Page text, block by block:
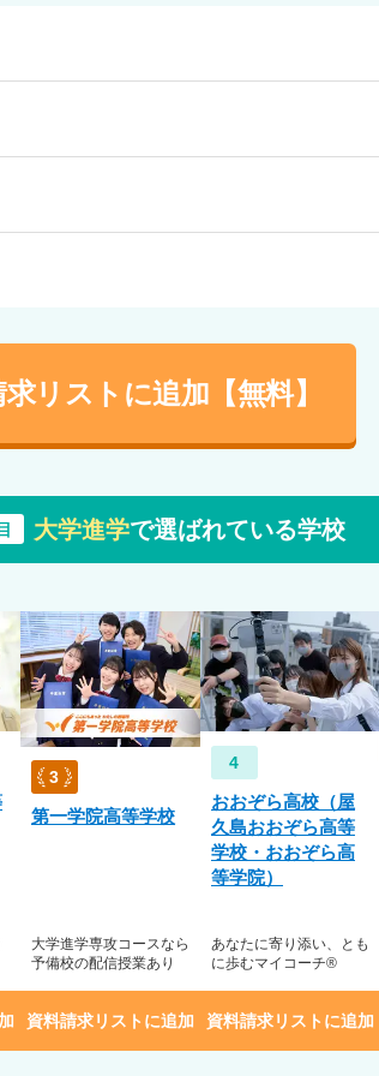
ルの内容が目白押し！森林ボランティア、博物館
容を選んで楽しく参加できます。
たいと考えています。
意）
、困ったことがあったら何でも相談してください。
、校内外でもサポートを受けることができます。 課
作りやすいきっかけがたくさんあります。
（ASD）／注意欠陥多動性障害（ADHD）／起立性
ンセンターにご相談ください。受入実績は、受入
リストに追加【無料】
大学進学で選ばれている学校
3
第一学院高等学校
大学進学専攻コースなら
予備校の配信授業あり
資料請求リストに追加
4
おおぞら高校（屋
久島おおぞら高等
学校・おおぞら高
等学院）
あなたに寄り添い、とも
に歩むマイコーチ®
資料請求リストに追加